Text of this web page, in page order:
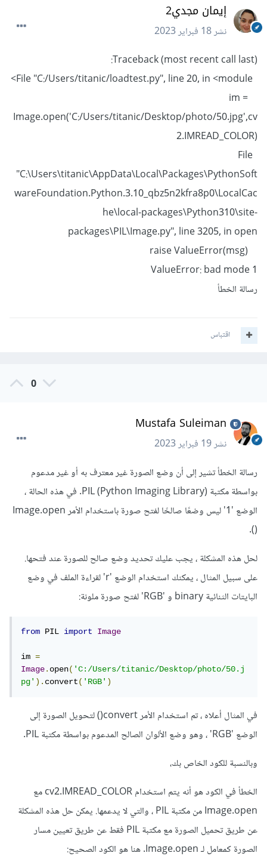
إيمان مجدي2
نشر18 فبراير 2023
Traceback (most recent call last):
im =
Image.open('C:/Users/titanic/Desktop/photo/50.jpg',cv
2.IMREAD_COLOR)
File
"C:\Users\titanic\AppData\Local\Packages\PythonSoft
wareFoundation.Python.3.10_qbz5n2kfra8p0\LocalCac
he\local-packages\Python310\site-
packages\PIL\Image.py", line 3205, in open
ValueError: bad mode 1
رسالة الخطأ
اقتباس
0
Mustafa Suleiman
نشر19 فبراير 2023
رسالة الخطأ تشير إلى أن وضع الصورة غير معترف به أو غير مدعوم
بواسطة مكتبة PIL (Python Imaging Library). في هذه الحالة ،
الوضع '1' ليس وضعًا صالحًا لفتح صورة باستخدام الأمر Image.open
().
لحل هذه المشكلة ، يجب عليك تحديد وضع صالح للصورة عند فتحها.
على سبيل المثال ، يمكنك استخدام الوضع 'r' لقراءة الملف في وضع
البايتات الثنائية binary و 'RGB' لفتح صورة ملونة:
from PIL import Image
im =
Image.open('C:/Users/titanic/Desktop/photo/50.j
pg').convert('RGB')
في المثال أعلاه ، تم استخدام الأمر convert() لتحويل الصورة إلى
الوضع 'RGB' ، وهو وضع الألوان الصالح المدعوم بواسطة مكتبة PIL.
وبالنسبة للكود الخاص بك،
الخطأ في الكود هو أنه يتم استخدام cv2.IMREAD_COLOR مع
Image.open من مكتبة PIL ، والتي لا يدعمها. يمكن حل هذه المشكلة
عن طريق تحميل الصورة مع مكتبة PIL فقط عن طريق تعيين مسار
الصورة كمعامل لـ Image.open. هنا هو الكود الصحيح: